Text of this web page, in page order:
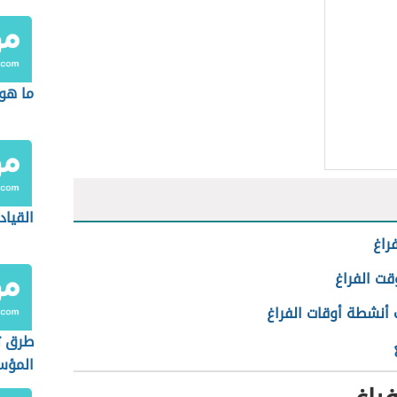
الفراغ
أوقات الفراغ
ما
طرق